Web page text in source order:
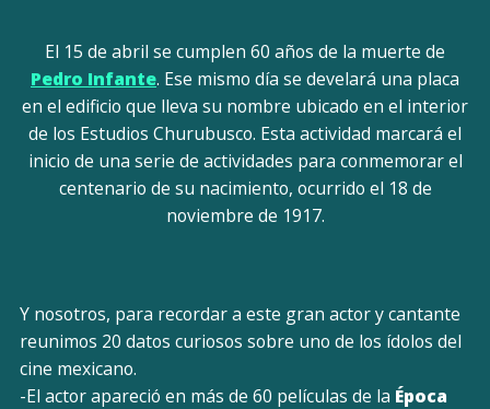
El 15 de abril se cumplen 60 años de la muerte de
Pedro Infante. Ese mismo día se develará una placa
en el edificio que lleva su nombre ubicado en el interior
de los Estudios Churubusco. Esta actividad marcará el
inicio de una serie de actividades para conmemorar el
centenario de su nacimiento, ocurrido el 18 de
noviembre de 1917.
Y nosotros, para recordar a este gran actor y cantante
reunimos 20 datos curiosos sobre uno de los ídolos del
cine mexicano.
-El actor apareció en más de 60 películas de la Época